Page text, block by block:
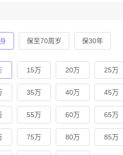
保至70周岁 保30年
15万 20万 25万
35万 40万 45万
55万 60万 65万
75万 80万 85万